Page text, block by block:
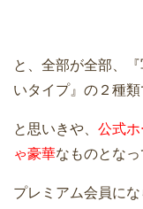
と、全部が全部、
いタイプ』の２種類
と思いきや、 公式
ゃ豪華なものとなっ
プレミアム会員に